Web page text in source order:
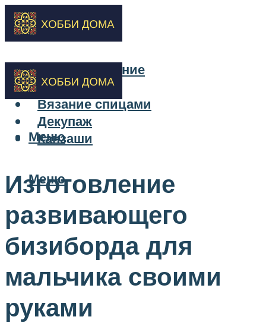
Бисероплетение
Вышивка
Вязание спицами
Декупаж
Канзаши
Меню
Меню
Изготовление
развивающего
бизиборда для
мальчика своими
руками